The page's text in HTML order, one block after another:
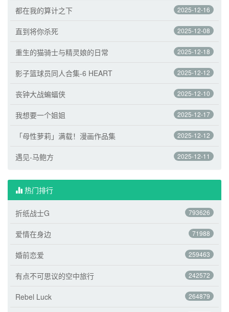
2025-12-16
都在我的算计之下
2025-12-08
直到将你杀死
2025-12-18
重生的猫骑士与精灵娘的日常
2025-12-12
影子篮球员同人合集-6 HEART
2025-12-10
丧钟大战蝙蝠侠
2025-12-17
我想要一个姐姐
2025-12-12
「母性萝莉」满载！漫画作品集
2025-12-11
遇见-马鲍方
热门排行
793626
折纸战士G
71988
爱情在身边
259463
婚前恋爱
242572
有点不可思议的空中旅行
264879
Rebel Luck